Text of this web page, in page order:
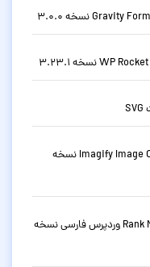
افزونه بهینه سازی تصاویر وردپرس Imagify Image Optimizer نسخه
دانلود افزونه سئو حرفه ای رنک مث Rank Math Pro وردپرس فارسی نسخه